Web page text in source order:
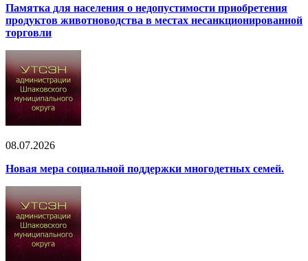
Памятка для населения о недопустимости приобретения
продуктов животноводства в местах несанкционированной
торговли
08.07.2026
Новая мера социальной поддержки многодетных семей.